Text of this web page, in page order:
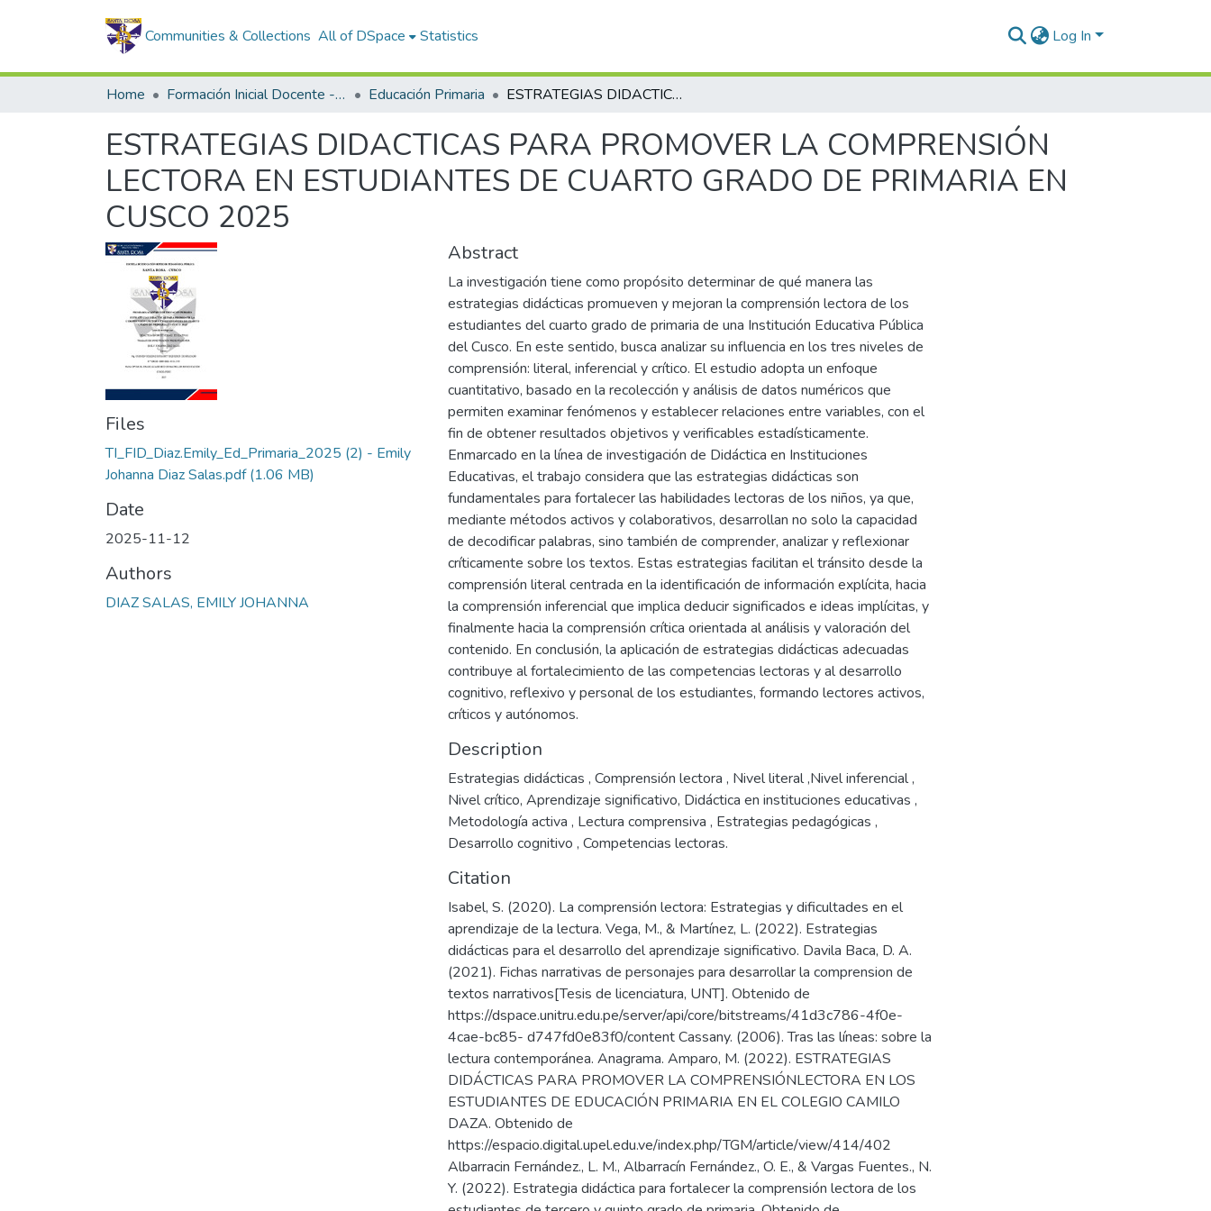
Communities & Collections All of DSpace Statistics Log In
Home Formación Inicial Docente - Trabajos de investigación Educación Primaria ESTRATEGIAS DIDACTICAS PARA PROMOVER LA COMPRENSIÓN LECTORA EN ESTUDIANTES DE CUARTO GRADO DE PRIMARIA EN CUSCO 2025
ESTRATEGIAS DIDACTICAS PARA PROMOVER LA COMPRENSIÓN
LECTORA EN ESTUDIANTES DE CUARTO GRADO DE PRIMARIA EN
CUSCO 2025
Files
TI_FID_Diaz.Emily_Ed_Primaria_2025 (2) - Emily
Johanna Diaz Salas.pdf(1.06 MB)
Date
2025-11-12
Authors
DIAZ SALAS, EMILY JOHANNA
Abstract
La investigación tiene como propósito determinar de qué manera las
estrategias didácticas promueven y mejoran la comprensión lectora de los
estudiantes del cuarto grado de primaria de una Institución Educativa Pública
del Cusco. En este sentido, busca analizar su influencia en los tres niveles de
comprensión: literal, inferencial y crítico. El estudio adopta un enfoque
cuantitativo, basado en la recolección y análisis de datos numéricos que
permiten examinar fenómenos y establecer relaciones entre variables, con el
fin de obtener resultados objetivos y verificables estadísticamente.
Enmarcado en la línea de investigación de Didáctica en Instituciones
Educativas, el trabajo considera que las estrategias didácticas son
fundamentales para fortalecer las habilidades lectoras de los niños, ya que,
mediante métodos activos y colaborativos, desarrollan no solo la capacidad
de decodificar palabras, sino también de comprender, analizar y reflexionar
críticamente sobre los textos. Estas estrategias facilitan el tránsito desde la
comprensión literal centrada en la identificación de información explícita, hacia
la comprensión inferencial que implica deducir significados e ideas implícitas, y
finalmente hacia la comprensión crítica orientada al análisis y valoración del
contenido. En conclusión, la aplicación de estrategias didácticas adecuadas
contribuye al fortalecimiento de las competencias lectoras y al desarrollo
cognitivo, reflexivo y personal de los estudiantes, formando lectores activos,
críticos y autónomos.
Description
Estrategias didácticas , Comprensión lectora , Nivel literal ,Nivel inferencial ,
Nivel crítico, Aprendizaje significativo, Didáctica en instituciones educativas ,
Metodología activa , Lectura comprensiva , Estrategias pedagógicas ,
Desarrollo cognitivo , Competencias lectoras.
Citation
Isabel, S. (2020). La comprensión lectora: Estrategias y dificultades en el
aprendizaje de la lectura. Vega, M., & Martínez, L. (2022). Estrategias
didácticas para el desarrollo del aprendizaje significativo. Davila Baca, D. A.
(2021). Fichas narrativas de personajes para desarrollar la comprension de
textos narrativos[Tesis de licenciatura, UNT]. Obtenido de
https://dspace.unitru.edu.pe/server/api/core/bitstreams/41d3c786-4f0e-
4cae-bc85- d747fd0e83f0/content Cassany. (2006). Tras las líneas: sobre la
lectura contemporánea. Anagrama. Amparo, M. (2022). ESTRATEGIAS
DIDÁCTICAS PARA PROMOVER LA COMPRENSIÓNLECTORA EN LOS
ESTUDIANTES DE EDUCACIÓN PRIMARIA EN EL COLEGIO CAMILO
DAZA. Obtenido de
https://espacio.digital.upel.edu.ve/index.php/TGM/article/view/414/402
Albarracin Fernández., L. M., Albarracín Fernández., O. E., & Vargas Fuentes., N.
Y. (2022). Estrategia didáctica para fortalecer la comprensión lectora de los